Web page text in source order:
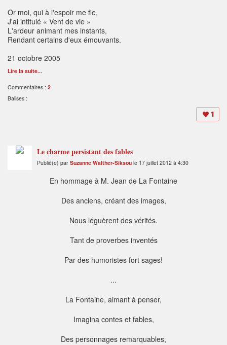
Or moi, qui à l'espoir me fie,
J'ai intitulé « Vent de vie »
L'ardeur animant mes instants,
Rendant certains d'eux émouvants.
21 octobre 2005
Lire la suite...
Commentaires : 2
Balises :
1
Le charme persistant des fables
Publié(e) par Suzanne Walther-Siksou le 17 juillet 2012 à 4:30
En hommage à M. Jean de La Fontaine
Des anciens, créant des images,
Nous léguèrent des vérités.
Tant de proverbes inventés
Par des humoristes fort sages!
...
La Fontaine, aimant à penser,
Imagina contes et fables,
Des personnages remarquables,